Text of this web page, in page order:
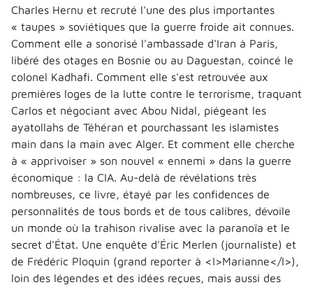
Charles Hernu et recruté l'une des plus importantes
« taupes » soviétiques que la guerre froide ait connues.
Comment elle a sonorisé l'ambassade d'Iran à Paris,
libéré des otages en Bosnie ou au Daguestan, coincé le
colonel Kadhafi. Comment elle s'est retrouvée aux
premières loges de la lutte contre le terrorisme, traquant
Carlos et négociant avec Abou Nidal, piégeant les
ayatollahs de Téhéran et pourchassant les islamistes
main dans la main avec Alger. Et comment elle cherche
à « apprivoiser » son nouvel « ennemi » dans la guerre
économique : la CIA. Au-delà de révélations très
nombreuses, ce livre, étayé par les confidences de
personnalités de tous bords et de tous calibres, dévoile
un monde où la trahison rivalise avec la paranoïa et le
secret d'État. Une enquête d'Éric Merlen (journaliste) et
de Frédéric Ploquin (grand reporter à <I>Marianne</I>),
loin des légendes et des idées reçues, mais aussi des